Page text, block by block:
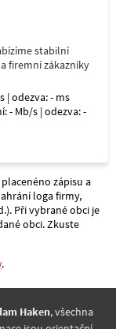
stabilní
firemní zákazníky
| odezva: - ms
- Mb/s | odezva: -
zápisu a
loga firmy,
Při vybrané obci je
obci. Zkuste
.
Haken, všechna